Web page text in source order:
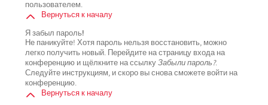
пользователем.
Вернуться к началу
Я забыл пароль!
Не паникуйте! Хотя пароль нельзя восстановить, можно
легко получить новый. Перейдите на страницу входа на
конференцию и щёлкните на ссылкуЗабыли пароль?.
Следуйте инструкциям, и скоро вы снова сможете войти на
конференцию.
Вернуться к началу